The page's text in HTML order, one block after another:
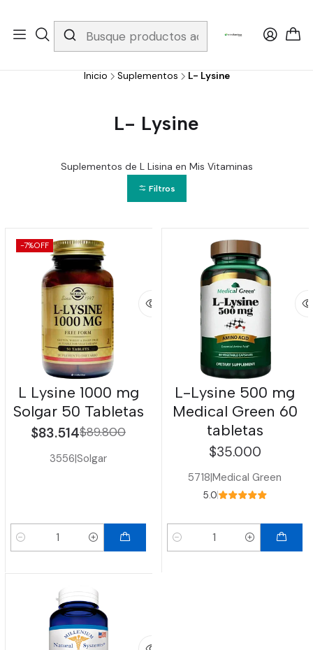
Whatsapp 3229079958/ Fijo 6019251796 / Envios a todo el país y
gratis apartir de 199.000!
Inicio Suplementos L- Lysine
L- Lysine
Suplementos de L Lisina en Mis Vitaminas
Filtros
-7%OFF
L Lysine 1000 mg
Solgar 50 Tabletas
$83.514$89.800
3556|Solgar
Cantidad
L-Lysine 500 mg
Medical Green 60
tabletas
$35.000
5718|Medical Green
5.0
Cantidad